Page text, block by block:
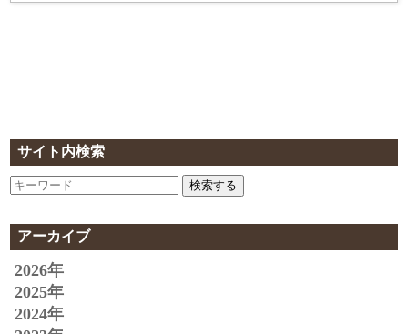
サイト内検索
検索する
アーカイブ
2026年
2025年
2024年